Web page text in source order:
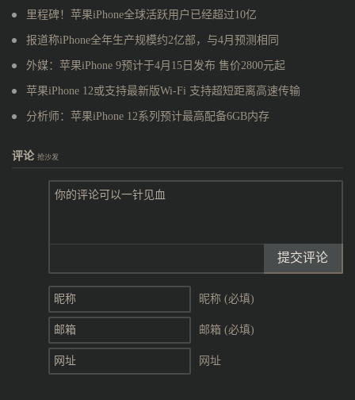
里程碑！苹果iPhone全球活跃用户已经超过10亿
报道称iPhone全年生产规模约2亿部，与4月预测相同
外媒：苹果iPhone 9预计于4月15日发布 售价2800元起
苹果iPhone 12或支持最新版Wi-Fi 支持超短距离高速传输
分析师：苹果iPhone 12系列预计最高配备6GB内存
评论 抢沙发
提交评论
昵称 (必填)
邮箱 (必填)
网址